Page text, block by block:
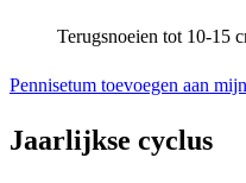
Terugsnoeien tot 10-15
Pennisetum toevoegen aan
Jaarlijkse cyclus